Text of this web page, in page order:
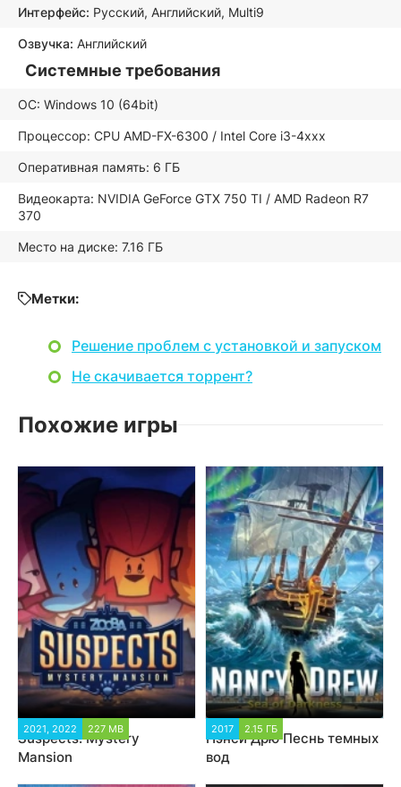
Интерфейс: Русский, Английский, Multi9
Озвучка: Английский
Системные требования
ОС: Windows 10 (64bit)
Процессор: CPU AMD-FX-6300 / Intel Core i3-4xxx
Оперативная память: 6 ГБ
Видеокарта: NVIDIA GeForce GTX 750 TI / AMD Radeon R7
370
Место на диске: 7.16 ГБ
Метки:
Решение проблем с установкой и запуском
Не скачивается торрент?
Похожие игры
2021, 2022 227 MB
Suspects: Mystery
Mansion
2017 2.15 ГБ
Нэнси Дрю Песнь темных
вод